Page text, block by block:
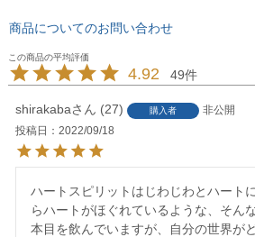
商品についてのお問い合わせ
4.92 49
shirakaba 27 購入者
非公開
投稿日
2022/09/18
ハートスピリットはじわじわとハート
らハートがほぐれているような、そん
本目を飲んでいますが、自分の世界が